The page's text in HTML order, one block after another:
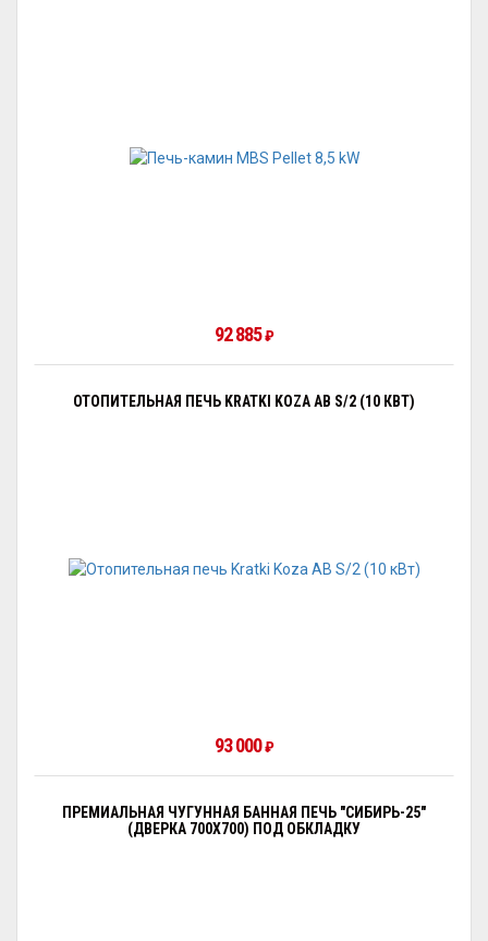
92 885₽
ОТОПИТЕЛЬНАЯ ПЕЧЬ KRATKI KOZA AB S/2 (10 КВТ)
93 000₽
ПРЕМИАЛЬНАЯ ЧУГУННАЯ БАННАЯ ПЕЧЬ "СИБИРЬ-25"
(ДВЕРКА 700Х700) ПОД ОБКЛАДКУ